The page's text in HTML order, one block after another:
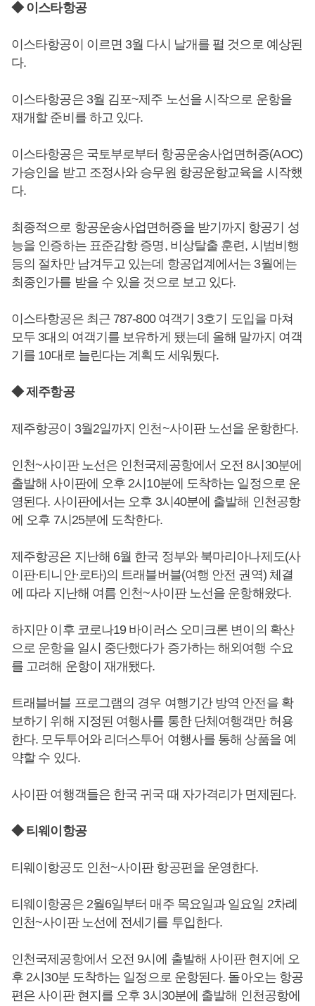
◆ 이스타항공
이스타항공이 이르면 3월 다시 날개를 펼 것으로 예상된
다.
이스타항공은 3월 김포~제주 노선을 시작으로 운항을
재개할 준비를 하고 있다.
이스타항공은 국토부로부터 항공운송사업면허증(AOC)
가승인을 받고 조정사와 승무원 항공운항교육을 시작했
다.
최종적으로 항공운송사업면허증을 받기까지 항공기 성
능을 인증하는 표준감항 증명, 비상탈출 훈련, 시범비행
등의 절차만 남겨두고 있는데 항공업계에서는 3월에는
최종인가를 받을 수 있을 것으로 보고 있다.
이스타항공은 최근 787-800 여객기 3호기 도입을 마쳐
모두 3대의 여객기를 보유하게 됐는데 올해 말까지 여객
기를 10대로 늘린다는 계획도 세워뒀다.
◆ 제주항공
제주항공이 3월2일까지 인천~사이판 노선을 운항한다.
인천~사이판 노선은 인천국제공항에서 오전 8시30분에
출발해 사이판에 오후 2시10분에 도착하는 일정으로 운
영된다. 사이판에서는 오후 3시40분에 출발해 인천공항
에 오후 7시25분에 도착한다.
제주항공은 지난해 6월 한국 정부와 북마리아나제도(사
이판·티니안·로타)의 트래블버블(여행 안전 권역) 체결
에 따라 지난해 여름 인천~사이판 노선을 운항해왔다.
하지만 이후 코로나19 바이러스 오미크론 변이의 확산
으로 운항을 일시 중단했다가 증가하는 해외여행 수요
를 고려해 운항이 재개됐다.
트래블버블 프로그램의 경우 여행기간 방역 안전을 확
보하기 위해 지정된 여행사를 통한 단체여행객만 허용
한다. 모두투어와 리더스투어 여행사를 통해 상품을 예
약할 수 있다.
사이판 여행객들은 한국 귀국 때 자가격리가 면제된다.
◆ 티웨이항공
티웨이항공도 인천~사이판 항공편을 운영한다.
티웨이항공은 2월6일부터 매주 목요일과 일요일 2차례
인천~사이판 노선에 전세기를 투입한다.
인천국제공항에서 오전 9시에 출발해 사이판 현지에 오
후 2시30분 도착하는 일정으로 운항된다. 돌아오는 항공
편은 사이판 현지를 오후 3시30분에 출발해 인천공항에